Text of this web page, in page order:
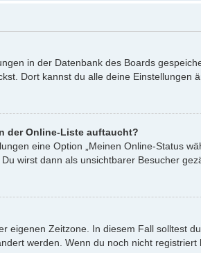
in der Datenbank des Boards
Dort kannst du alle deine Einstellungen
der Online-Liste auftaucht?
eine Option „Meinen Online-Status
wirst dann als unsichtbarer Besucher
eigenen Zeitzone. In diesem Fall solltest
werden. Wenn du noch nicht